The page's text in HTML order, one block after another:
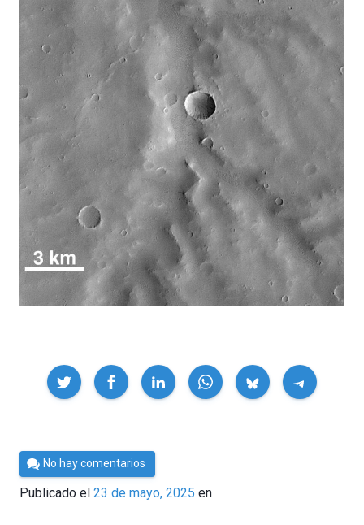
Compartir
Por
César
Tomé
No hay comentarios
Publicado el 23 de mayo, 2025 en